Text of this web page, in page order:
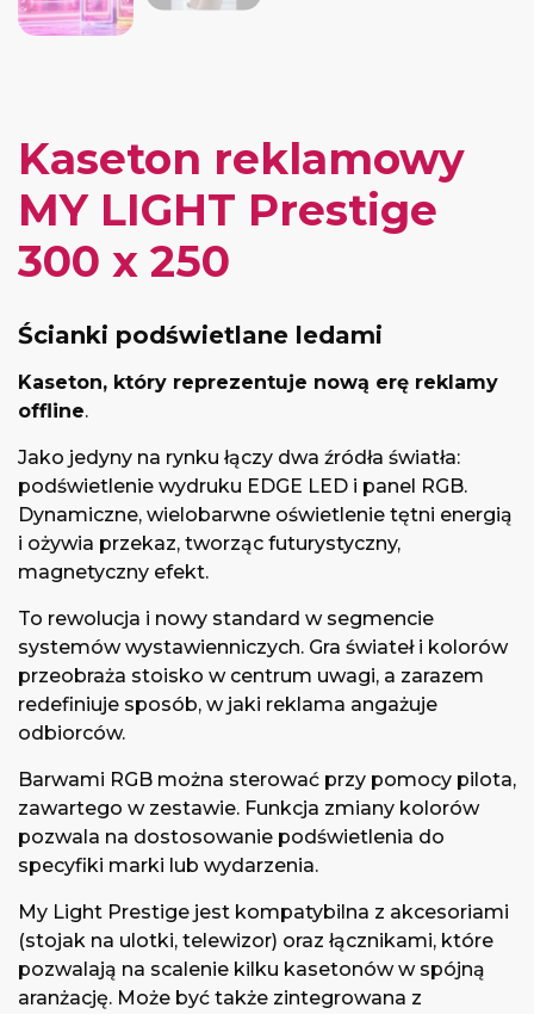
Kaseton reklamowy
MY LIGHT Prestige
300 x 250
Ścianki podświetlane ledami
Kaseton, który reprezentuje nową erę reklamy
offline.
Jako jedyny na rynku łączy dwa źródła światła:
podświetlenie wydruku EDGE LED i panel RGB.
Dynamiczne, wielobarwne oświetlenie tętni energią
i ożywia przekaz, tworząc futurystyczny,
magnetyczny efekt.
To rewolucja i nowy standard w segmencie
systemów wystawienniczych. Gra świateł i kolorów
przeobraża stoisko w centrum uwagi, a zarazem
redefiniuje sposób, w jaki reklama angażuje
odbiorców.
Barwami RGB można sterować przy pomocy pilota,
zawartego w zestawie. Funkcja zmiany kolorów
pozwala na dostosowanie podświetlenia do
specyfiki marki lub wydarzenia.
My Light Prestige jest kompatybilna z akcesoriami
(stojak na ulotki, telewizor) oraz łącznikami, które
pozwalają na scalenie kilku kasetonów w spójną
aranżację. Może być także zintegrowana z